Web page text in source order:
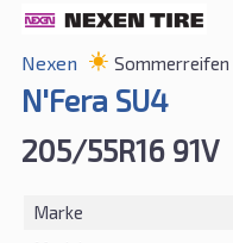
Nexen Sommerreifen
N'Fera SU4
205/55R16 91V
Marke